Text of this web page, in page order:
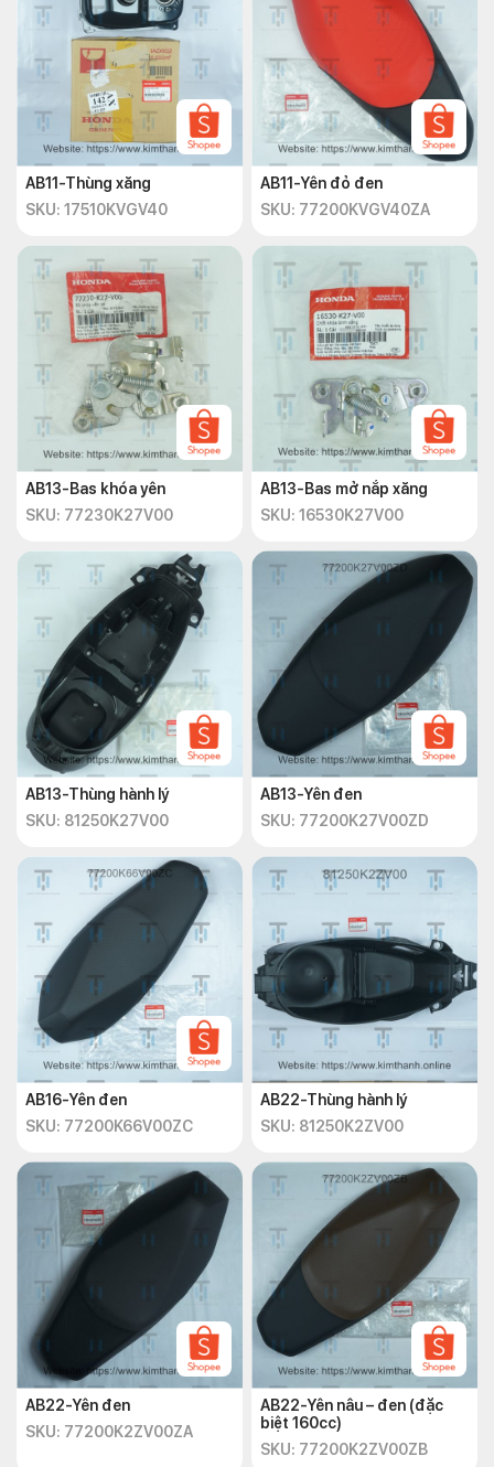
AB11-Thùng xăng
SKU: 17510KVGV40
AB11-Yên đỏ đen
SKU: 77200KVGV40ZA
AB13-Bas khóa yên
SKU: 77230K27V00
AB13-Bas mở nắp xăng
SKU: 16530K27V00
AB13-Thùng hành lý
SKU: 81250K27V00
AB13-Yên đen
SKU: 77200K27V00ZD
AB16-Yên đen
SKU: 77200K66V00ZC
AB22-Thùng hành lý
SKU: 81250K2ZV00
AB22-Yên đen
SKU: 77200K2ZV00ZA
AB22-Yên nâu – đen (đặc
biệt 160cc)
SKU: 77200K2ZV00ZB